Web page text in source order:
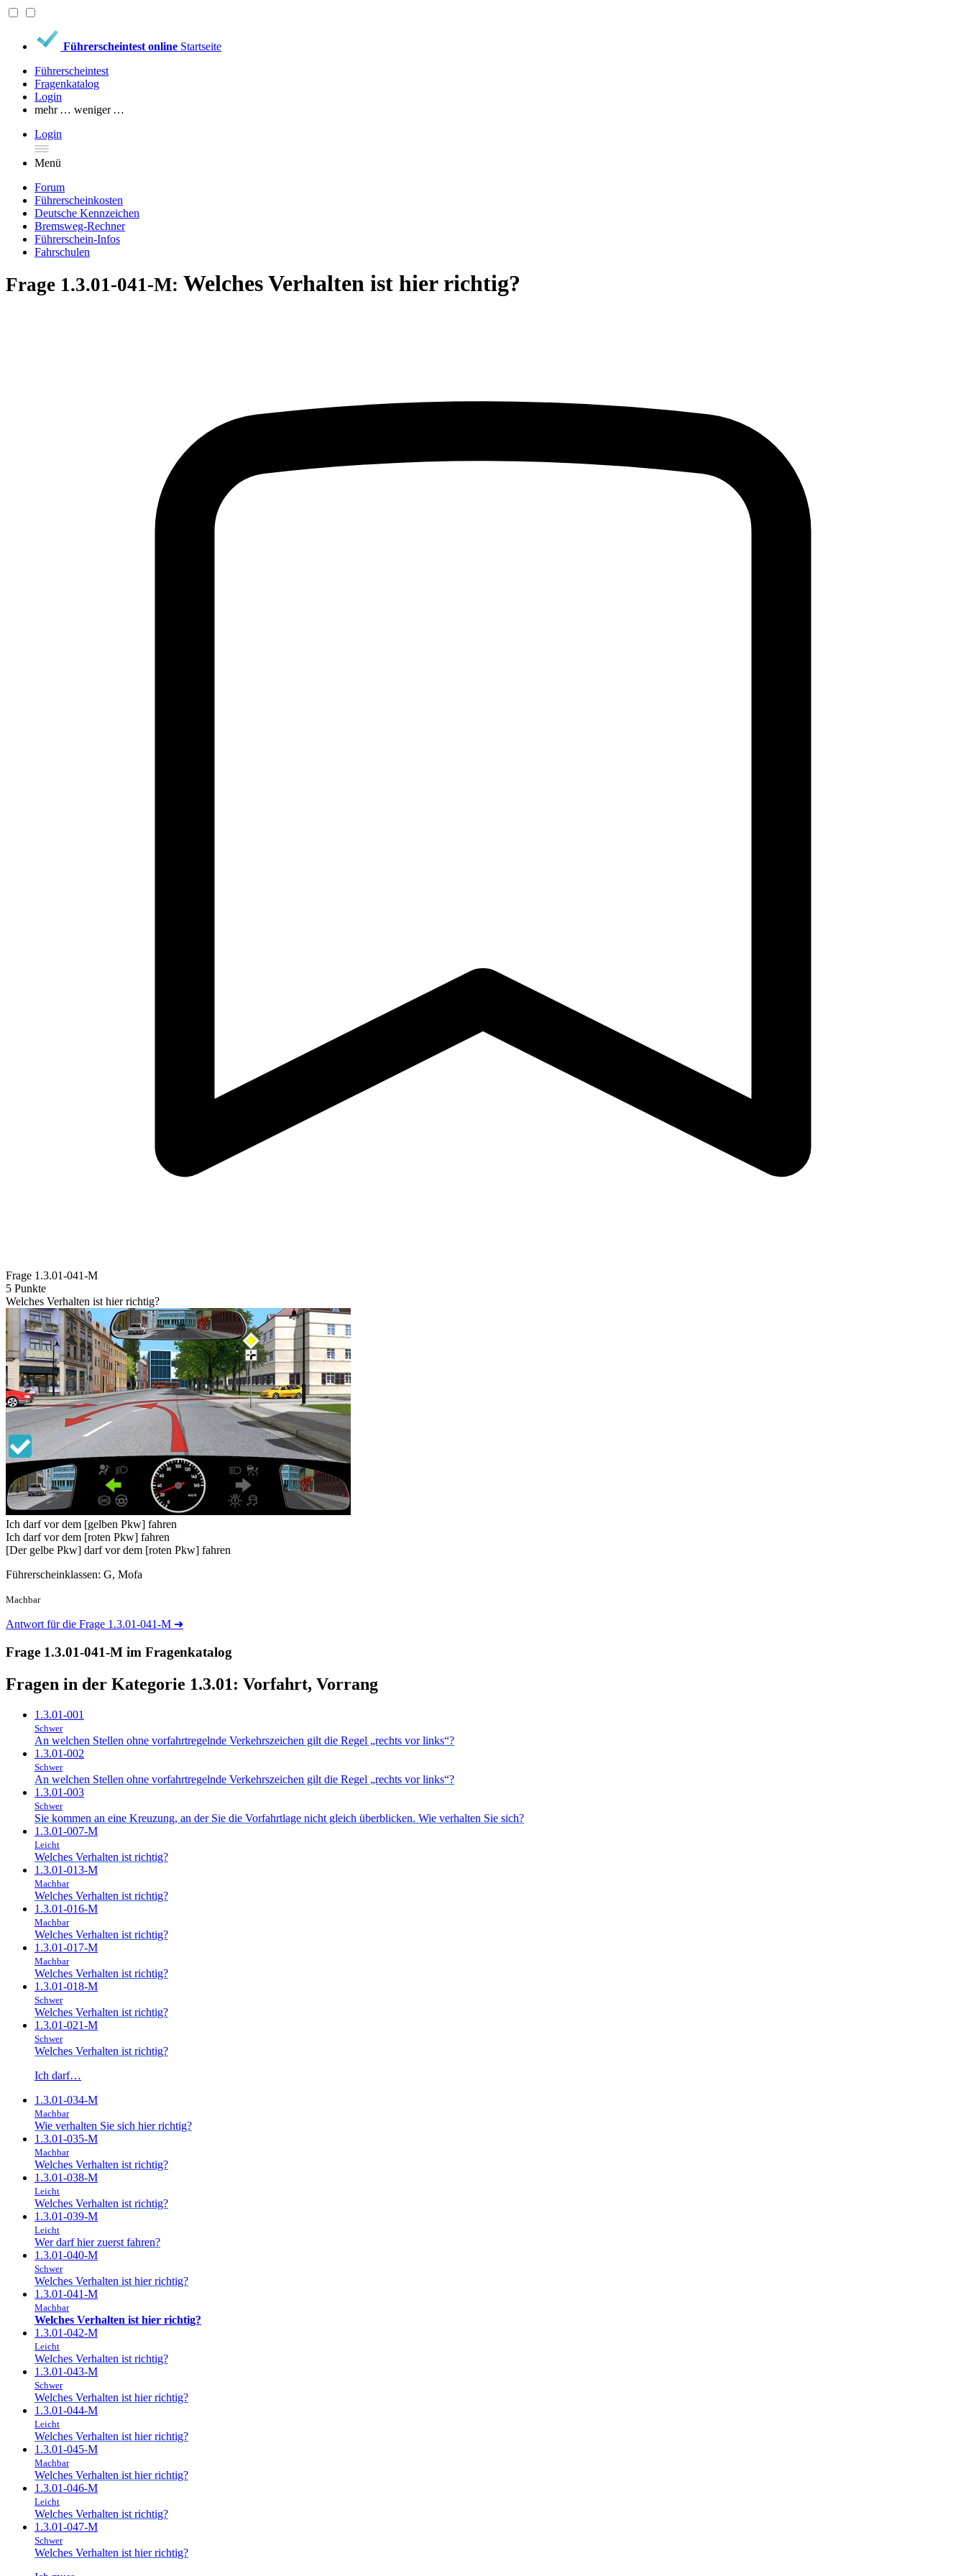
Führerscheintest online Startseite
Führerscheintest
Fragenkatalog
Login
mehr … weniger …
Login
Menü
Forum
Führerscheinkosten
Deutsche Kennzeichen
Bremsweg-Rechner
Führerschein-Infos
Fahrschulen
Frage 1.3.01-041-M: Welches Verhalten ist hier richtig?
Frage 1.3.01-041-M
5 Punkte
Welches Verhalten ist hier richtig?
Ich darf vor dem [gelben Pkw] fahren
Ich darf vor dem [roten Pkw] fahren
[Der gelbe Pkw] darf vor dem [roten Pkw] fahren
Führerscheinklassen: G, Mofa
Machbar
Antwort für die Frage 1.3.01-041-M ➜
Frage 1.3.01-041-M im Fragenkatalog
Fragen in der Kategorie 1.3.01: Vorfahrt, Vorrang
1.3.01-001
Schwer
An welchen Stellen ohne vorfahrtregelnde Verkehrszeichen gilt die Regel „rechts vor links“?
1.3.01-002
Schwer
An welchen Stellen ohne vorfahrtregelnde Verkehrszeichen gilt die Regel „rechts vor links“?
1.3.01-003
Schwer
Sie kommen an eine Kreuzung, an der Sie die Vorfahrtlage nicht gleich überblicken. Wie verhalten Sie sich?
1.3.01-007-M
Leicht
Welches Verhalten ist richtig?
1.3.01-013-M
Machbar
Welches Verhalten ist richtig?
1.3.01-016-M
Machbar
Welches Verhalten ist richtig?
1.3.01-017-M
Machbar
Welches Verhalten ist richtig?
1.3.01-018-M
Schwer
Welches Verhalten ist richtig?
1.3.01-021-M
Schwer
Welches Verhalten ist richtig?
Ich darf…
1.3.01-034-M
Machbar
Wie verhalten Sie sich hier richtig?
1.3.01-035-M
Machbar
Welches Verhalten ist richtig?
1.3.01-038-M
Leicht
Welches Verhalten ist richtig?
1.3.01-039-M
Leicht
Wer darf hier zuerst fahren?
1.3.01-040-M
Schwer
Welches Verhalten ist hier richtig?
1.3.01-041-M
Machbar
Welches Verhalten ist hier richtig?
1.3.01-042-M
Leicht
Welches Verhalten ist richtig?
1.3.01-043-M
Schwer
Welches Verhalten ist hier richtig?
1.3.01-044-M
Leicht
Welches Verhalten ist hier richtig?
1.3.01-045-M
Machbar
Welches Verhalten ist hier richtig?
1.3.01-046-M
Leicht
Welches Verhalten ist richtig?
1.3.01-047-M
Schwer
Welches Verhalten ist hier richtig?